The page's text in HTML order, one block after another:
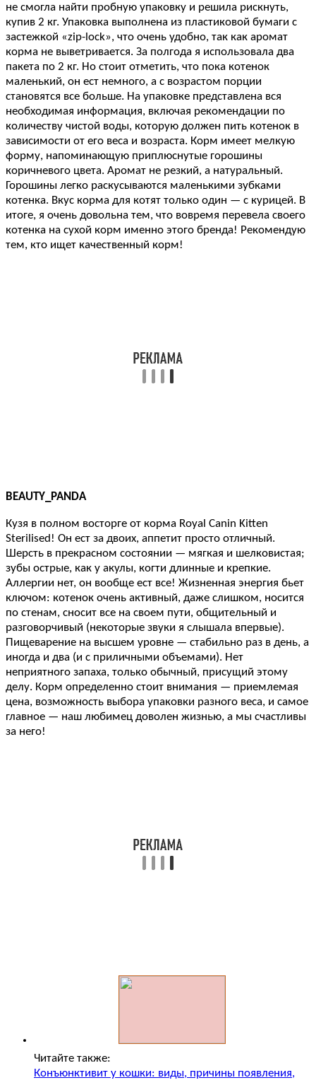
не смогла найти пробную упаковку и решила рискнуть,
купив 2 кг. Упаковка выполнена из пластиковой бумаги с
застежкой «zip-lock», что очень удобно, так как аромат
корма не выветривается. За полгода я использовала два
пакета по 2 кг. Но стоит отметить, что пока котенок
маленький, он ест немного, а с возрастом порции
становятся все больше. На упаковке представлена вся
необходимая информация, включая рекомендации по
количеству чистой воды, которую должен пить котенок в
зависимости от его веса и возраста. Корм имеет мелкую
форму, напоминающую приплюснутые горошины
коричневого цвета. Аромат не резкий, а натуральный.
Горошины легко раскусываются маленькими зубками
котенка. Вкус корма для котят только один — с курицей. В
итоге, я очень довольна тем, что вовремя перевела своего
котенка на сухой корм именно этого бренда! Рекомендую
тем, кто ищет качественный корм!
BEAUTY_PANDA
Кузя в полном восторге от корма Royal Canin Kitten
Sterilised! Он ест за двоих, аппетит просто отличный.
Шерсть в прекрасном состоянии — мягкая и шелковистая;
зубы острые, как у акулы, когти длинные и крепкие.
Аллергии нет, он вообще ест все! Жизненная энергия бьет
ключом: котенок очень активный, даже слишком, носится
по стенам, сносит все на своем пути, общительный и
разговорчивый (некоторые звуки я слышала впервые).
Пищеварение на высшем уровне — стабильно раз в день, а
иногда и два (и с приличными объемами). Нет
неприятного запаха, только обычный, присущий этому
делу. Корм определенно стоит внимания — приемлемая
цена, возможность выбора упаковки разного веса, и самое
главное — наш любимец доволен жизнью, а мы счастливы
за него!
Читайте также:
Конъюнктивит у кошки: виды, причины появления,